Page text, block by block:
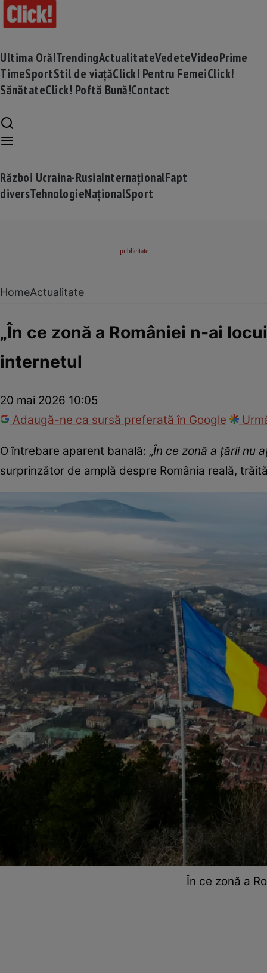
Ultima Oră!TrendingActualitateVedeteVideoPrime
TimeSportStil de viațăClick! Pentru FemeiClick!
SănătateClick! Poftă Bună!Contact
Război Ucraina-RusiaInternaționalFapt
diversTehnologieNaționalSport
HomeActualitate
„În ce zonă a României n-ai
internetul
20 mai 2026 10:05
Adaugă-ne ca sursă preferată în Google
O întrebare aparent banală: „În ce zonă a țării nu
surprinzător de amplă despre România reală,
În ce zonă a